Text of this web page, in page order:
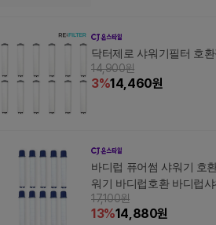
닥터제로 샤워기필터 호
14,900원
3%14,460원
바디럽 퓨어썸 샤워기 호
워기 바디럽호환 바디럽
17,100원
13%14,880원